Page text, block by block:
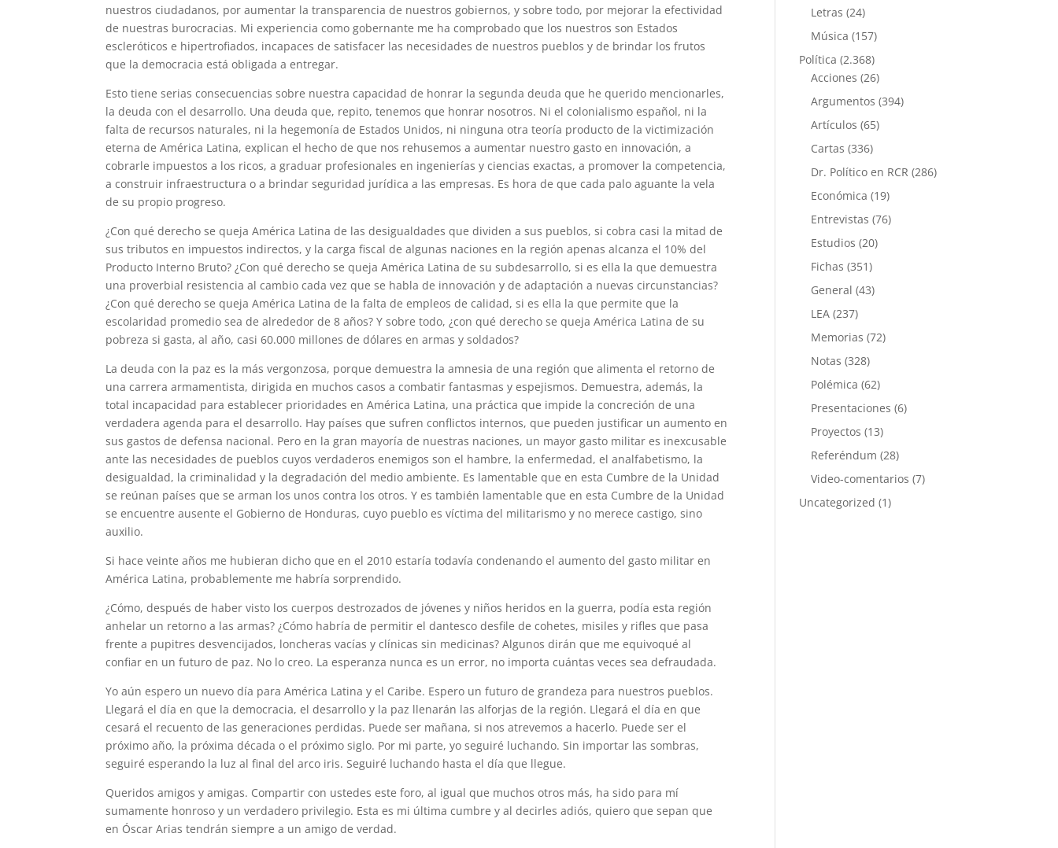
nuestros ciudadanos, por aumentar la transparencia de nuestros gobiernos, y sobre todo, por mejorar la efectividad
de nuestras burocracias. Mi experiencia como gobernante me ha comprobado que los nuestros son Estados
escleróticos e hipertrofiados, incapaces de satisfacer las necesidades de nuestros pueblos y de brindar los frutos
que la democracia está obligada a entregar.
Esto tiene serias consecuencias sobre nuestra capacidad de honrar la segunda deuda que he querido mencionarles,
la deuda con el desarrollo. Una deuda que, repito, tenemos que honrar nosotros. Ni el colonialismo español, ni la
falta de recursos naturales, ni la hegemonía de Estados Unidos, ni ninguna otra teoría producto de la victimización
eterna de América Latina, explican el hecho de que nos rehusemos a aumentar nuestro gasto en innovación, a
cobrarle impuestos a los ricos, a graduar profesionales en ingenierías y ciencias exactas, a promover la competencia,
a construir infraestructura o a brindar seguridad jurídica a las empresas. Es hora de que cada palo aguante la vela
de su propio progreso.
¿Con qué derecho se queja América Latina de las desigualdades que dividen a sus pueblos, si cobra casi la mitad de
sus tributos en impuestos indirectos, y la carga fiscal de algunas naciones en la región apenas alcanza el 10% del
Producto Interno Bruto? ¿Con qué derecho se queja América Latina de su subdesarrollo, si es ella la que demuestra
una proverbial resistencia al cambio cada vez que se habla de innovación y de adaptación a nuevas circunstancias?
¿Con qué derecho se queja América Latina de la falta de empleos de calidad, si es ella la que permite que la
escolaridad promedio sea de alrededor de 8 años? Y sobre todo, ¿con qué derecho se queja América Latina de su
pobreza si gasta, al año, casi 60.000 millones de dólares en armas y soldados?
La deuda con la paz es la más vergonzosa, porque demuestra la amnesia de una región que alimenta el retorno de
una carrera armamentista, dirigida en muchos casos a combatir fantasmas y espejismos. Demuestra, además, la
total incapacidad para establecer prioridades en América Latina, una práctica que impide la concreción de una
verdadera agenda para el desarrollo. Hay países que sufren conflictos internos, que pueden justificar un aumento en
sus gastos de defensa nacional. Pero en la gran mayoría de nuestras naciones, un mayor gasto militar es inexcusable
ante las necesidades de pueblos cuyos verdaderos enemigos son el hambre, la enfermedad, el analfabetismo, la
desigualdad, la criminalidad y la degradación del medio ambiente. Es lamentable que en esta Cumbre de la Unidad
se reúnan países que se arman los unos contra los otros. Y es también lamentable que en esta Cumbre de la Unidad
se encuentre ausente el Gobierno de Honduras, cuyo pueblo es víctima del militarismo y no merece castigo, sino
auxilio.
Si hace veinte años me hubieran dicho que en el 2010 estaría todavía condenando el aumento del gasto militar en
América Latina, probablemente me habría sorprendido.
¿Cómo, después de haber visto los cuerpos destrozados de jóvenes y niños heridos en la guerra, podía esta región
anhelar un retorno a las armas? ¿Cómo habría de permitir el dantesco desfile de cohetes, misiles y rifles que pasa
frente a pupitres desvencijados, loncheras vacías y clínicas sin medicinas? Algunos dirán que me equivoqué al
confiar en un futuro de paz. No lo creo. La esperanza nunca es un error, no importa cuántas veces sea defraudada.
Yo aún espero un nuevo día para América Latina y el Caribe. Espero un futuro de grandeza para nuestros pueblos.
Llegará el día en que la democracia, el desarrollo y la paz llenarán las alforjas de la región. Llegará el día en que
cesará el recuento de las generaciones perdidas. Puede ser mañana, si nos atrevemos a hacerlo. Puede ser el
próximo año, la próxima década o el próximo siglo. Por mi parte, yo seguiré luchando. Sin importar las sombras,
seguiré esperando la luz al final del arco iris. Seguiré luchando hasta el día que llegue.
Queridos amigos y amigas. Compartir con ustedes este foro, al igual que muchos otros más, ha sido para mí
sumamente honroso y un verdadero privilegio. Esta es mi última cumbre y al decirles adiós, quiero que sepan que
en Óscar Arias tendrán siempre a un amigo de verdad.
Letras (24)
Música (157)
Política (2.368)
Acciones (26)
Argumentos (394)
Artículos (65)
Cartas (336)
Dr. Político en RCR (286)
Económica (19)
Entrevistas (76)
Estudios (20)
Fichas (351)
General (43)
LEA (237)
Memorias (72)
Notas (328)
Polémica (62)
Presentaciones (6)
Proyectos (13)
Referéndum (28)
Video-comentarios (7)
Uncategorized (1)